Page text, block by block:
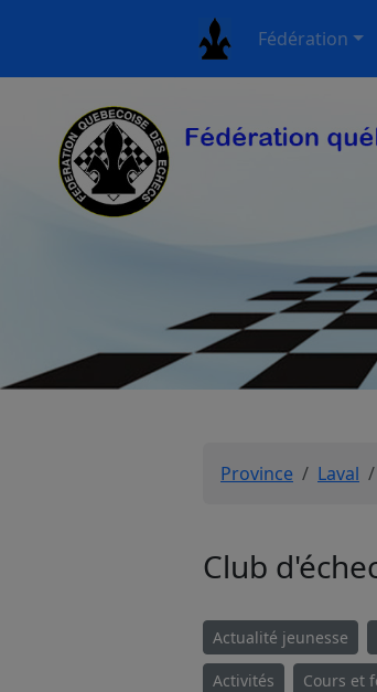
Fédération
Province Laval
Club
Actualité jeunesse
Activités Cours et